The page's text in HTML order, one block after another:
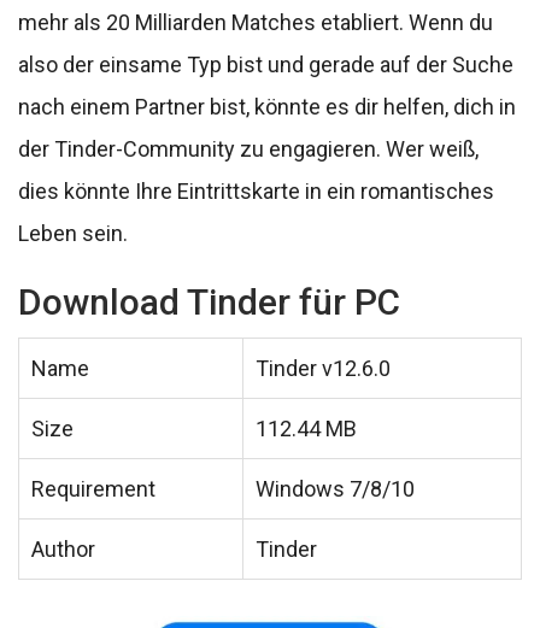
mehr als 20 Milliarden Matches etabliert. Wenn du
also der einsame Typ bist und gerade auf der Suche
nach einem Partner bist, könnte es dir helfen, dich in
der Tinder-Community zu engagieren. Wer weiß,
dies könnte Ihre Eintrittskarte in ein romantisches
Leben sein.
Download Tinder für PC
Name Tinder v12.6.0
Size 112.44 MB
Requirement Windows 7/8/10
Author Tinder